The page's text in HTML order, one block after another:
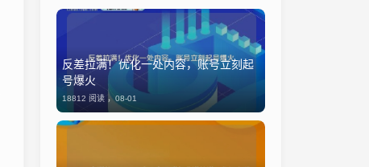
反差拉满！优化一处内容，账号立刻起
号爆火
18812 阅读 ，08-01